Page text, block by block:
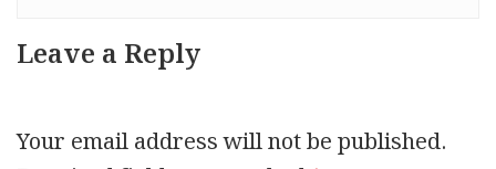
Leave a Reply
Your email address will not be published.